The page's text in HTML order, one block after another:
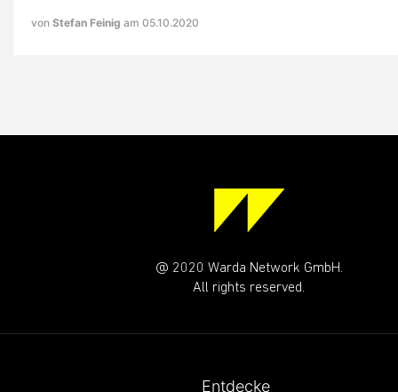
von Stefan Feinig am 05.10.2020
@ 2020 Warda Network GmbH.
All rights reserved.
Entdecke